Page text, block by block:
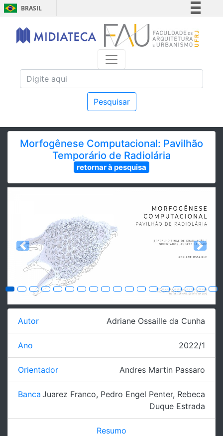
BRASIL
Simplifique!
Comunica BR
Acesso à informação
Pesquisar
Morfogênese Computacional: Pavilhão
Temporário de Radiolária
retornar à pesquisa
Previous Next
Autor Adriane Ossaille da Cunha
Ano 2022/1
Orientador Andres Martin Passaro
Banca Juarez Franco, Pedro Engel Penter, Rebeca
Duque Estrada
Resumo